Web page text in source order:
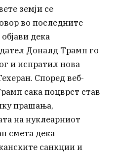
земји се
во последните
дека
Доналд Трамп го
и испратил нова
Според веб-
сака поцврст став
прашања,
на нуклеарниот
смета дека
санкции и